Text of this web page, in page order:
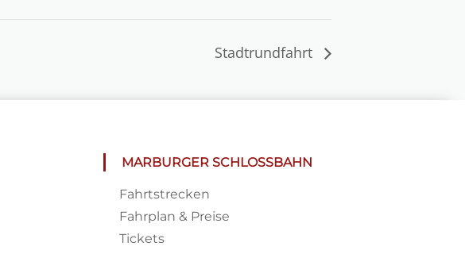
Stadtrundfahrt
MARBURGER SCHLOSSBAHN
Fahrtstrecken
Fahrplan & Preise
Tickets